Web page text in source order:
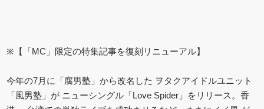
※【「MC」限定の特集記事を復刻リニューアル】
今年の7月に「腐男塾」から改名した ヲタクアイドルユニット
「風男塾」が ニューシングル「Love Spider」をリリース。香